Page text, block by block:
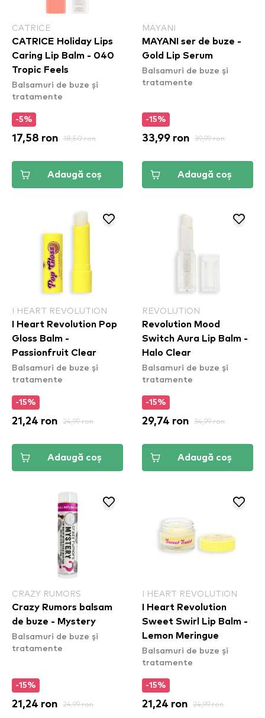
CATRICE
CATRICE Holiday Lips
Caring Lip Balm - 040
Tropic Feels
Balsamuri de buze și
tratamente
-5%
17,58 ron 18,50 ron
Adaugă coș
MAYANI
MAYANI ser de buze -
Gold Lip Serum
Balsamuri de buze și
tratamente
-15%
33,99 ron 39,99 ron
Adaugă coș
I HEART REVOLUTION
I Heart Revolution Pop
Gloss Balm -
Passionfruit Clear
Balsamuri de buze și
tratamente
-15%
21,24 ron 24,99 ron
Adaugă coș
REVOLUTION
Revolution Mood
Switch Aura Lip Balm -
Halo Clear
Balsamuri de buze și
tratamente
-15%
29,74 ron 34,99 ron
Adaugă coș
CRAZY RUMORS
Crazy Rumors balsam
de buze - Mystery
Balsamuri de buze și
tratamente
-15%
21,24 ron 24,99 ron
I HEART REVOLUTION
I Heart Revolution
Sweet Swirl Lip Balm -
Lemon Meringue
Balsamuri de buze și
tratamente
-15%
21,24 ron 24,99 ron